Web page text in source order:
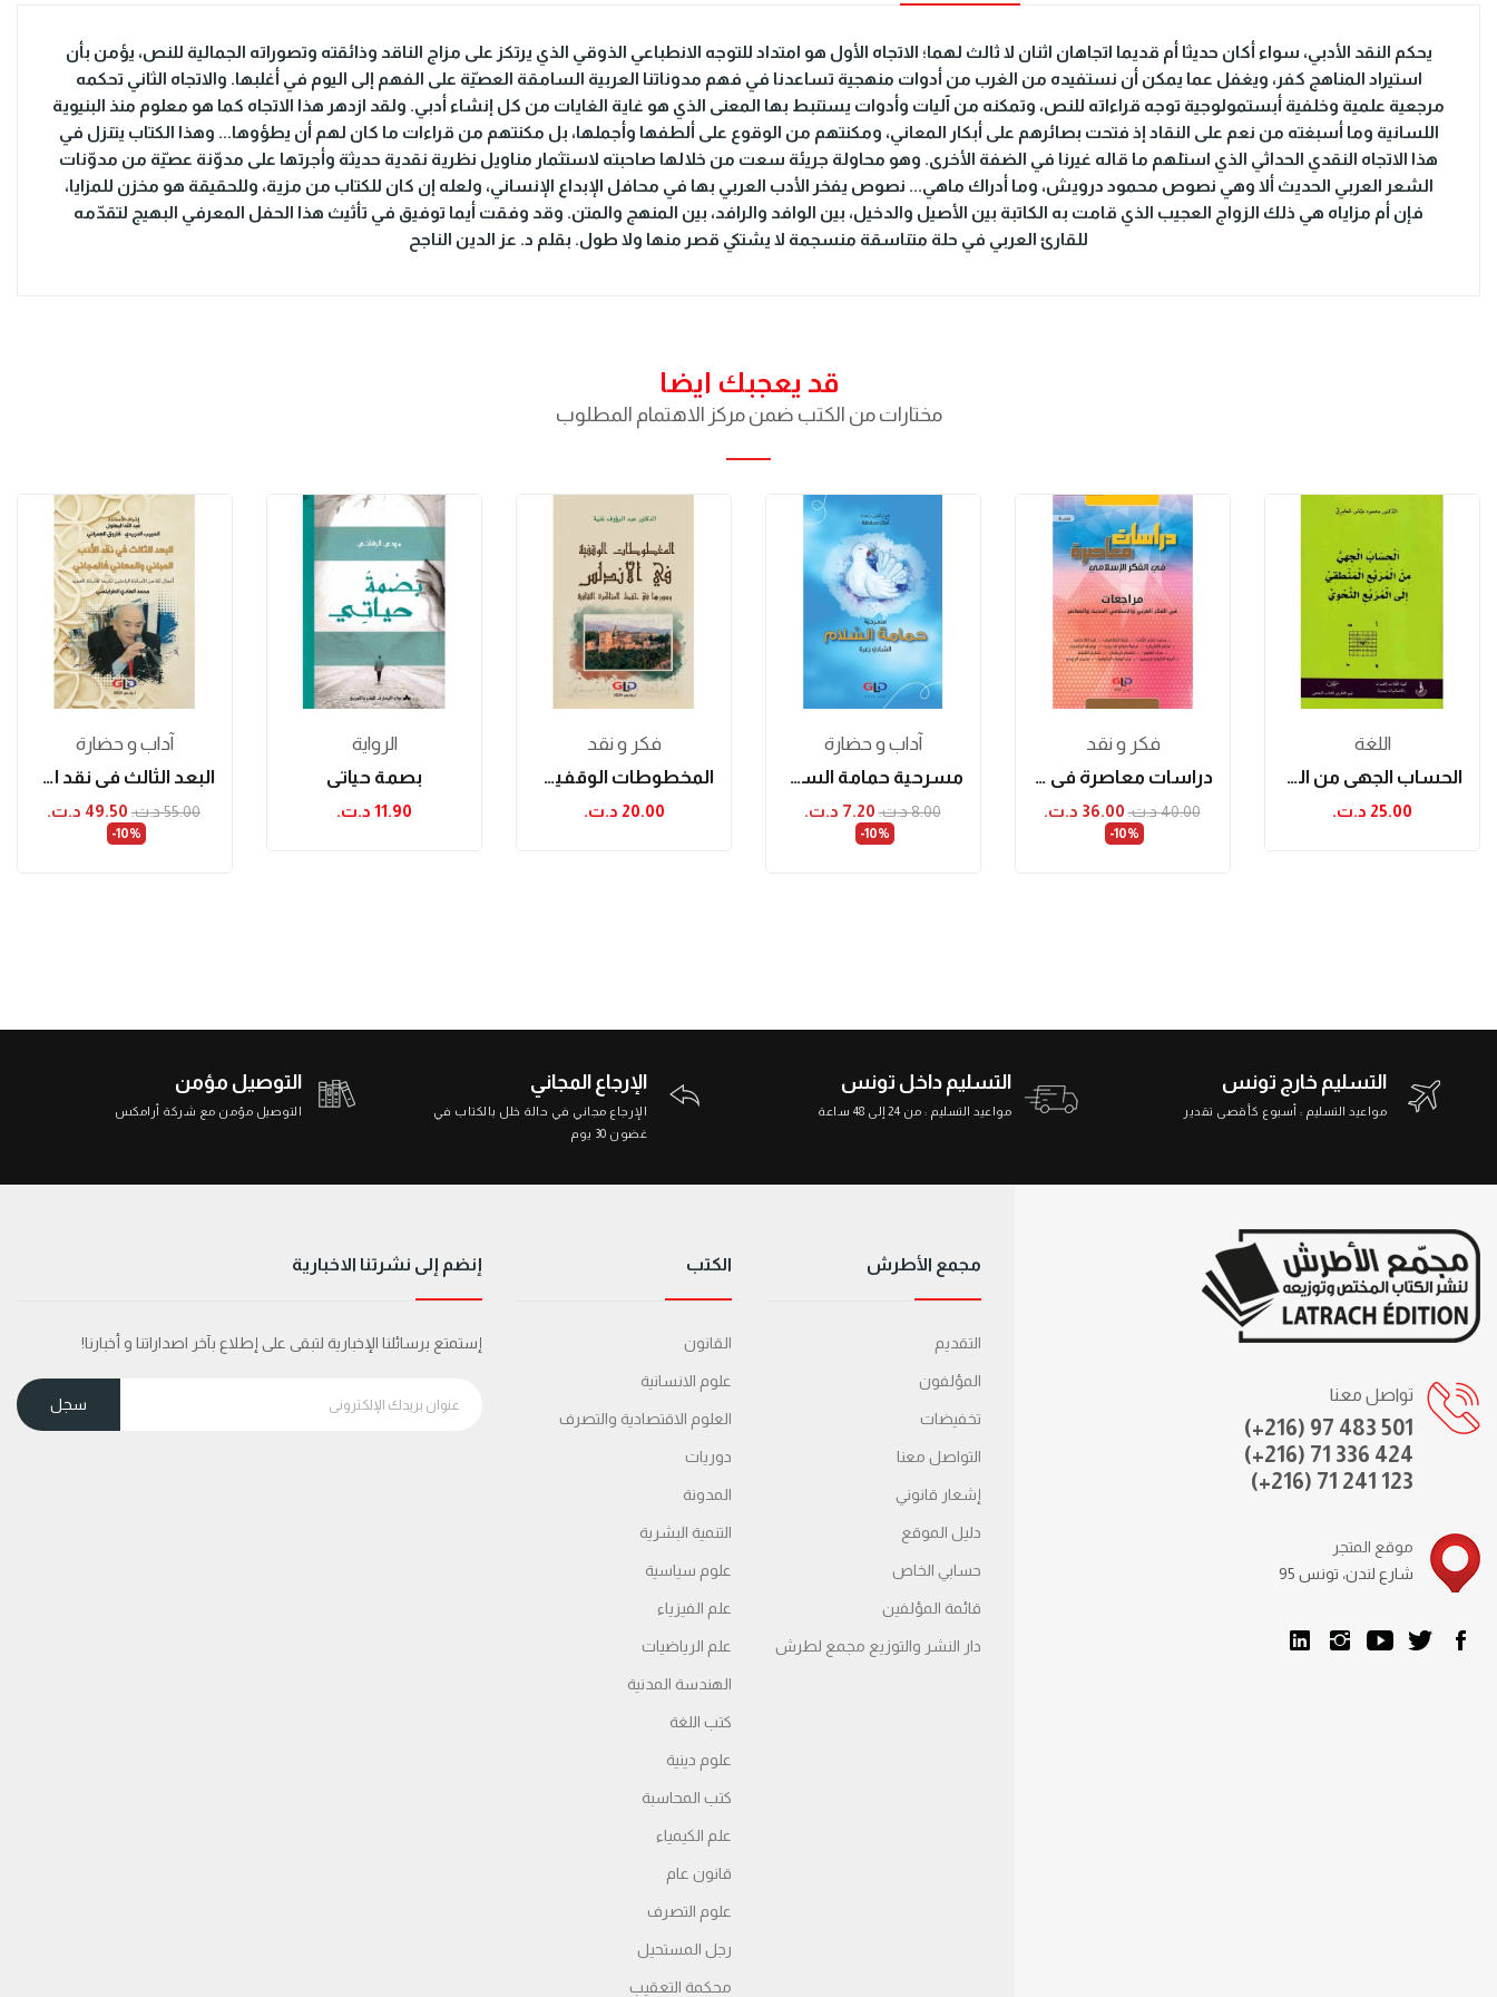
يحكم النقد الأدبي، سواء أكان حديثا أم قديما اتجاهان اثنان لا ثالث لهما؛ الاتجاه الأول هو امتداد للتوجه الانطباعي الذوقي الذي يرتكز على مزاج الناقد وذائقته وتصوراته الجمالية للنص، يؤمن بأن
استيراد المناهج كفر، ويغفل عما يمكن أن نستفيده من الغرب من أدوات منهجية تساعدنا في فهم مدوناتنا العربية السامقة العصيّة على الفهم إلى اليوم في أغلبها. والاتجاه الثاني تحكمه
مرجعية علمية وخلفية أبستمولوجية توجه قراءاته للنص، وتمكنه من آليات وأدوات يستنبط بها المعنى الذي هو غاية الغايات من كل إنشاء أدبي. ولقد ازدهر هذا الاتجاه كما هو معلوم منذ البنيوية
اللسانية وما أسبغته من نعم على النقاد إذ فتحت بصائرهم على أبكار المعاني، ومكنتهم من الوقوع على ألطفها وأجملها، بل مكنتهم من قراءات ما كان لهم أن يطؤوها... وهذا الكتاب يتنزل في
هذا الاتجاه النقدي الحداثي الذي استلهم ما قاله غيرنا في الضفة الأخرى. وهو محاولة جريئة سعت من خلالها صاحبته لاستثمار مناويل نظرية نقدية حديثة وأجرتها على مدوّنة عصيّة من مدوّنات
الشعر العربي الحديث ألا وهي نصوص محمود درويش، وما أدراك ماهي... نصوص يفخر الأدب العربي بها في محافل الإبداع الإنساني، ولعله إن كان للكتاب من مزية، وللحقيقة هو مخزن للمزايا،
فإن أم مزاياه هي ذلك الزواج العجيب الذي قامت به الكاتبة بين الأصيل والدخيل، بين الوافد والرافد، بين المنهج والمتن. وقد وفقت أيما توفيق في تأثيث هذا الحفل المعرفي البهيج لتقدّمه
للقارئ العربي في حلة متناسقة منسجمة لا يشتكي قصر منها ولا طول. بقلم د. عز الدين الناجح
قد يعجبك ايضا
مختارات من الكتب ضمن مركز الاهتمام المطلوب
آداب و حضارة
البعد الثالث في نقد الأدب المباني والمعاني...
55.00 د.ت.‏ 49.50 د.ت.‏
‎-10%
الرواية
بصمة حياتي
11.90 د.ت.‏
فكر و نقد
المخطوطات الوقفية في الأندلس ودورها في حفظ...
20.00 د.ت.‏
آداب و حضارة
مسرحية حمامة السلام
8.00 د.ت.‏ 7.20 د.ت.‏
‎-10%
فكر و نقد
دراسات معاصرة في الفكر الإسلامي (الكتاب...
40.00 د.ت.‏ 36.00 د.ت.‏
‎-10%
اللغة
الحساب الجهي من المربع المنطقي الى المربع النحوي
25.00 د.ت.‏
التوصيل مؤمن
التوصيل مؤمن مع شركة أرامكس
الإرجاع المجاني
الإرجاع مجاني في حالة خلل بالكتاب في
غضون 30 يوم
التسليم داخل تونس
مواعيد التسليم : من 24 إلى 48 ساعة
التسليم خارج تونس
مواعيد التسليم : أسبوع كأقصى تقدير
تواصل معنا
(+216) 97 483 501
(+216) 71 336 424
(+216) 71 241 123
موقع المتجر
95 شارع لندن، تونس
مجمع الأطرش
التقديم
المؤلفون
تخفيضات
التواصل معنا
إشعار قانوني
دليل الموقع
حسابي الخاص
قائمة المؤلفين
دار النشر والتوزيع مجمع لطرش
الكتب
القانون
علوم الانسانية
العلوم الاقتصادية والتصرف
دوريات
المدونة
التنمية البشرية
علوم سياسية
علم الفيزياء
علم الرياضيات
الهندسة المدنية
كتب اللغة
علوم دينية
كتب المحاسبة
علم الكيمياء
قانون عام
علوم التصرف
رجل المستحيل
محكمة التعقیب
إنضم إلى نشرتنا الاخبارية
إستمتع برسائلنا الإخبارية لتبقى على إطلاع بآخر اصداراتنا و أخبارنا!